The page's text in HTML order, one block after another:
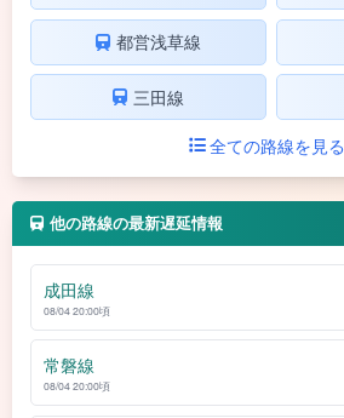
都営浅草線
三田線
全ての路線を見る
他の路線の最新遅延情報
成田線
08/04 20:00頃
常磐線
08/04 20:00頃